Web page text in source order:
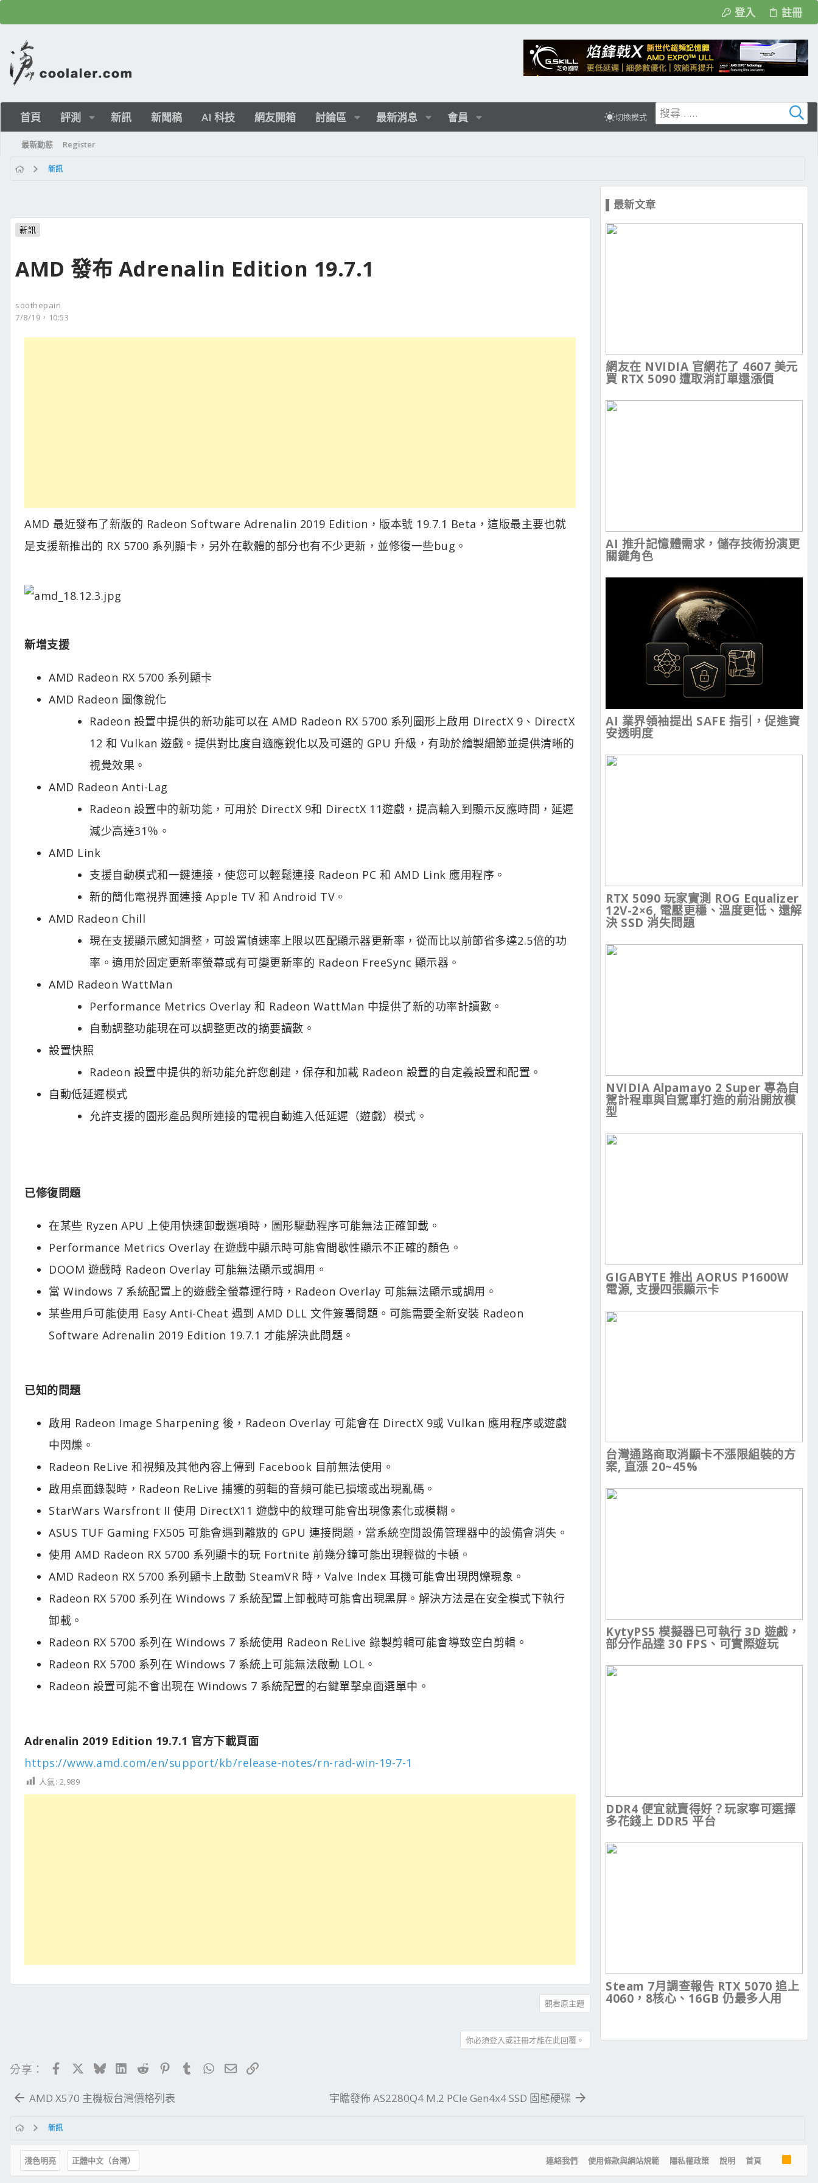
登入 註冊
首頁 評測 新訊 新聞稿 AI 科技 網友開箱 討論區 最新消息 會員 切換模式
最新動態 Register
新訊
新訊
AMD 發布 Adrenalin Edition 19.7.1
soothepain
7/8/19，10:53
AMD 最近發布了新版的 Radeon Software Adrenalin 2019 Edition，版本號 19.7.1 Beta，這版最主要也就
是支援新推出的 RX 5700 系列顯卡，另外在軟體的部分也有不少更新，並修復一些bug。
新增支援
AMD Radeon RX 5700 系列顯卡
AMD Radeon 圖像銳化
Radeon 設置中提供的新功能可以在 AMD Radeon RX 5700 系列圖形上啟用 DirectX 9、DirectX
12 和 Vulkan 遊戲。提供對比度自適應銳化以及可選的 GPU 升級，有助於繪製細節並提供清晰的
視覺效果。
AMD Radeon Anti-Lag
Radeon 設置中的新功能，可用於 DirectX 9和 DirectX 11遊戲，提高輸入到顯示反應時間，延遲
減少高達31％。
AMD Link
支援自動模式和一鍵連接，使您可以輕鬆連接 Radeon PC 和 AMD Link 應用程序。
新的簡化電視界面連接 Apple TV 和 Android TV。
AMD Radeon Chill
現在支援顯示感知調整，可設置幀速率上限以匹配顯示器更新率，從而比以前節省多達2.5倍的功
率。適用於固定更新率螢幕或有可變更新率的 Radeon FreeSync 顯示器。
AMD Radeon WattMan
Performance Metrics Overlay 和 Radeon WattMan 中提供了新的功率計讀數。
自動調整功能現在可以調整更改的摘要讀數。
設置快照
Radeon 設置中提供的新功能允許您創建，保存和加載 Radeon 設置的自定義設置和配置。
自動低延遲模式
允許支援的圖形產品與所連接的電視自動進入低延遲（遊戲）模式。
已修復問題
在某些 Ryzen APU 上使用快速卸載選項時，圖形驅動程序可能無法正確卸載。
Performance Metrics Overlay 在遊戲中顯示時可能會間歇性顯示不正確的顏色。
DOOM 遊戲時 Radeon Overlay 可能無法顯示或調用。
當 Windows 7 系統配置上的遊戲全螢幕運行時，Radeon Overlay 可能無法顯示或調用。
某些用戶可能使用 Easy Anti-Cheat 遇到 AMD DLL 文件簽署問題。可能需要全新安裝 Radeon
Software Adrenalin 2019 Edition 19.7.1 才能解決此問題。
已知的問題
啟用 Radeon Image Sharpening 後，Radeon Overlay 可能會在 DirectX 9或 Vulkan 應用程序或遊戲
中閃爍。
Radeon ReLive 和視頻及其他內容上傳到 Facebook 目前無法使用。
啟用桌面錄製時，Radeon ReLive 捕獲的剪輯的音頻可能已損壞或出現亂碼。
StarWars Warsfront II 使用 DirectX11 遊戲中的紋理可能會出現像素化或模糊。
ASUS TUF Gaming FX505 可能會遇到離散的 GPU 連接問題，當系統空閒設備管理器中的設備會消失。
使用 AMD Radeon RX 5700 系列顯卡的玩 Fortnite 前幾分鐘可能出現輕微的卡頓。
AMD Radeon RX 5700 系列顯卡上啟動 SteamVR 時，Valve Index 耳機可能會出現閃爍現象。
Radeon RX 5700 系列在 Windows 7 系統配置上卸載時可能會出現黑屏。解決方法是在安全模式下執行
卸載。
Radeon RX 5700 系列在 Windows 7 系統使用 Radeon ReLive 錄製剪輯可能會導致空白剪輯。
Radeon RX 5700 系列在 Windows 7 系統上可能無法啟動 LOL。
Radeon 設置可能不會出現在 Windows 7 系統配置的右鍵單擊桌面選單中。
Adrenalin 2019 Edition 19.7.1 官方下載頁面
https://www.amd.com/en/support/kb/release-notes/rn-rad-win-19-7-1
人氣: 2,989
觀看原主題
你必須登入或註冊才能在此回覆。
分享： FacebookBlueskyLinkedIn
RedditPinterestTumblrWhatsApp
電子郵件
連結
AMD X570 主機板台灣價格列表 宇瞻發佈 AS2280Q4 M.2 PCIe Gen4x4 SSD 固態硬碟
▌最新文章
網友在 NVIDIA 官網花了 4607 美元
買 RTX 5090 遭取消訂單還漲價
AI 推升記憶體需求，儲存技術扮演更
關鍵角色
AI 業界領袖提出 SAFE 指引，促進資
安透明度
RTX 5090 玩家實測 ROG Equalizer
12V-2×6, 電壓更穩、溫度更低、還解
決 SSD 消失問題
NVIDIA Alpamayo 2 Super 專為自
駕計程車與自駕車打造的前沿開放模
型
GIGABYTE 推出 AORUS P1600W
電源, 支援四張顯示卡
台灣通路商取消顯卡不漲限組裝的方
案, 直漲 20~45%
KytyPS5 模擬器已可執行 3D 遊戲，
部分作品達 30 FPS、可實際遊玩
DDR4 便宜就賣得好？玩家寧可選擇
多花錢上 DDR5 平台
Steam 7月調查報告 RTX 5070 追上
4060，8核心、16GB 仍最多人用
新訊
淺色明亮 正體中文（台灣） 連絡我們 使用條款與網站規範 隱私權政策 說明 首頁
R
S
S